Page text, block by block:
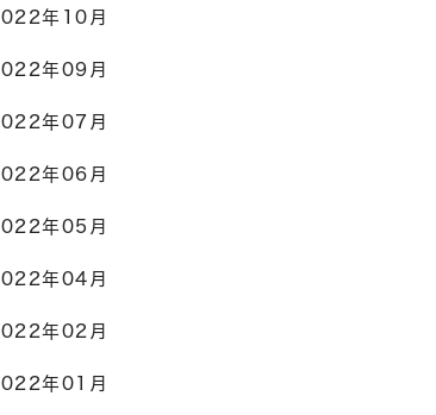
年10月
年09月
年07月
年06月
年05月
年04月
年02月
年01月